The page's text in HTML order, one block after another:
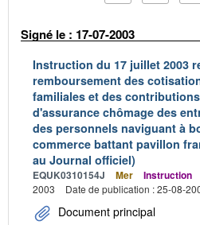
Signé le : 17-07-2003
Instruction du 17 juillet 2003
remboursement des
familiales et des
d'assurance chômage des
des personnels naviguant à
commerce battant pavillon
au Journal officiel)
EQUK0310154J Mer Instruction
2003
Date de publication : 25-08-
Document principal